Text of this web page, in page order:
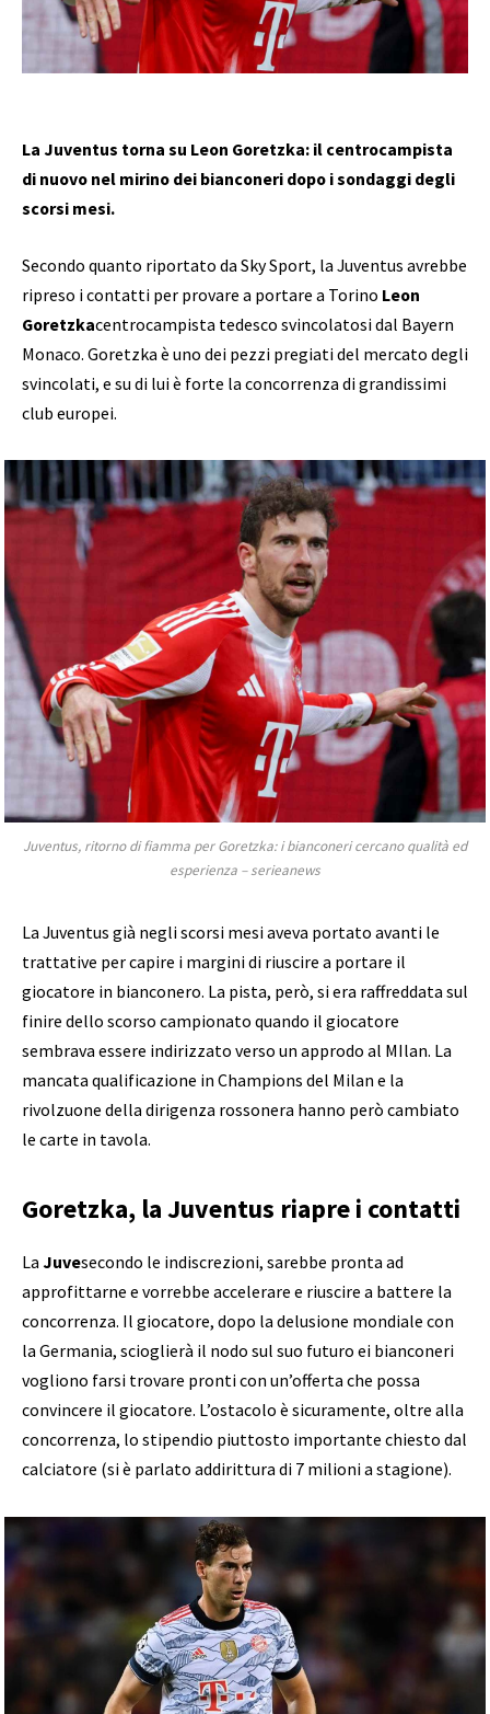
La Juventus torna su Leon Goretzka: il centrocampista
di nuovo nel mirino dei bianconeri dopo i sondaggi degli
scorsi mesi.
Secondo quanto riportato da Sky Sport, la Juventus avrebbe
ripreso i contatti per provare a portare a Torino Leon
Goretzkacentrocampista tedesco svincolatosi dal Bayern
Monaco. Goretzka è uno dei pezzi pregiati del mercato degli
svincolati, e su di lui è forte la concorrenza di grandissimi
club europei.
Juventus, ritorno di fiamma per Goretzka: i bianconeri cercano qualità ed
esperienza – serieanews
La Juventus già negli scorsi mesi aveva portato avanti le
trattative per capire i margini di riuscire a portare il
giocatore in bianconero. La pista, però, si era raffreddata sul
finire dello scorso campionato quando il giocatore
sembrava essere indirizzato verso un approdo al MIlan. La
mancata qualificazione in Champions del Milan e la
rivolzuone della dirigenza rossonera hanno però cambiato
le carte in tavola.
Goretzka, la Juventus riapre i contatti
La Juvesecondo le indiscrezioni, sarebbe pronta ad
approfittarne e vorrebbe accelerare e riuscire a battere la
concorrenza. Il giocatore, dopo la delusione mondiale con
la Germania, scioglierà il nodo sul suo futuro ei bianconeri
vogliono farsi trovare pronti con un’offerta che possa
convincere il giocatore. L’ostacolo è sicuramente, oltre alla
concorrenza, lo stipendio piuttosto importante chiesto dal
calciatore (si è parlato addirittura di 7 milioni a stagione).